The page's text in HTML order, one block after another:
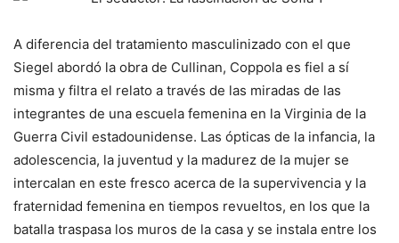
A diferencia del tratamiento masculinizado con el que
Siegel abordó la obra de Cullinan, Coppola es fiel a sí
misma y filtra el relato a través de las miradas de las
integrantes de una escuela femenina en la Virginia de la
Guerra Civil estadounidense. Las ópticas de la infancia, la
adolescencia, la juventud y la madurez de la mujer se
intercalan en este fresco acerca de la supervivencia y la
fraternidad femenina en tiempos revueltos, en los que la
batalla traspasa los muros de la casa y se instala entre los